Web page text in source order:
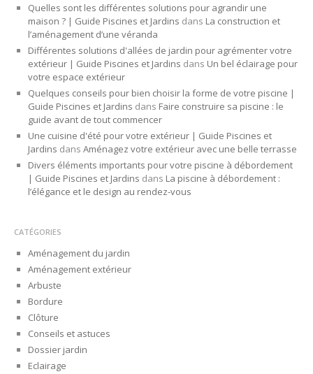
Quelles sont les différentes solutions pour agrandir une
maison ? | Guide Piscines et Jardins dans La construction et
l’aménagement d’une véranda
Différentes solutions d'allées de jardin pour agrémenter votre
extérieur | Guide Piscines et Jardins dans Un bel éclairage pour
votre espace extérieur
Quelques conseils pour bien choisir la forme de votre piscine |
Guide Piscines et Jardins dans Faire construire sa piscine : le
guide avant de tout commencer
Une cuisine d'été pour votre extérieur | Guide Piscines et
Jardins dans Aménagez votre extérieur avec une belle terrasse
Divers éléments importants pour votre piscine à débordement
| Guide Piscines et Jardins dans La piscine à débordement :
l’élégance et le design au rendez-vous
CATÉGORIES
Aménagement du jardin
Aménagement extérieur
Arbuste
Bordure
Clôture
Conseils et astuces
Dossier jardin
Eclairage